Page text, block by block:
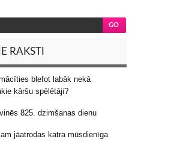
RAKSTI
blefot labāk nekā
kāršu spēlētāji?
825. dzimšanas dienu
jāatrodas katra mūsdienīga